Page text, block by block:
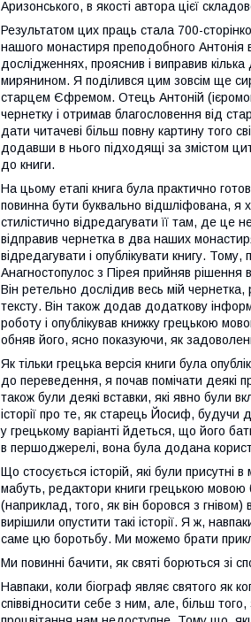
Аризонського, в якості автора цієї
Результатом цих праць стала 700-
нашого монастиря преподобного Антонія
дослідженнях, прояснив і виправив
мирянином. Я поділився цим зовсім ще
старцем Єфремом. Отець Антоній
чернетку і отримав благословення від
дати читачеві більш повну картину того
додавши в нього підходящі за змістом
до книги.
На цьому етапі книга була практично
повинна бути буквально відшліфована, я
стилістично відредагувати її там, де це
відправив чернетка в два наших
відредагувати і опублікувати книгу.
Анагностопулос з Пірея прийняв рішення
Він ретельно дослідив весь мій
тексту. Він також додав додаткову
роботу і опублікував книжку грецькою
обняв його, ясно показуючи, як
Як тільки грецька версія книги була
до переведення, я почав помічати деякі
також були деякі вставки, які явно були
історії про те, як старець Йосиф,
у грецькому варіанті йдеться, що його
в першоджерелі, вона була додана
Що стосується історій, які були присутні
мабуть, редактори книги грецькою мовою
(наприклад, того, як він боровся з гнівом)
вирішили опустити такі історії. Я ж,
саме цю боротьбу. Ми можемо брати
Ми повинні бачити, як святі борються зі
Навпаки, коли біограф являє святого як
співвідносити себе з ним, але, більш